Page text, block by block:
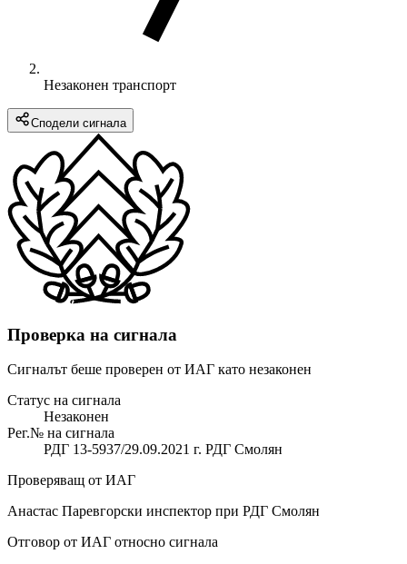
Незаконен транспорт
Сподели сигнала
Проверка на сигнала
Сигналът беше проверен от ИАГ като незаконен
Статус на сигнала
Незаконен
Рег.№ на сигнала
РДГ 13-5937/29.09.2021 г. РДГ Смолян
Проверяващ от ИАГ
Анастас Паревгорски инспектор при РДГ Смолян
Отговор от ИАГ относно сигнала